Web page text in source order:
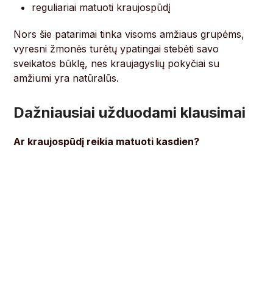
reguliariai matuoti kraujospūdį
Nors šie patarimai tinka visoms amžiaus grupėms,
vyresni žmonės turėtų ypatingai stebėti savo
sveikatos būklę, nes kraujagyslių pokyčiai su
amžiumi yra natūralūs.
Dažniausiai užduodami klausimai
Ar kraujospūdį reikia matuoti kasdien?